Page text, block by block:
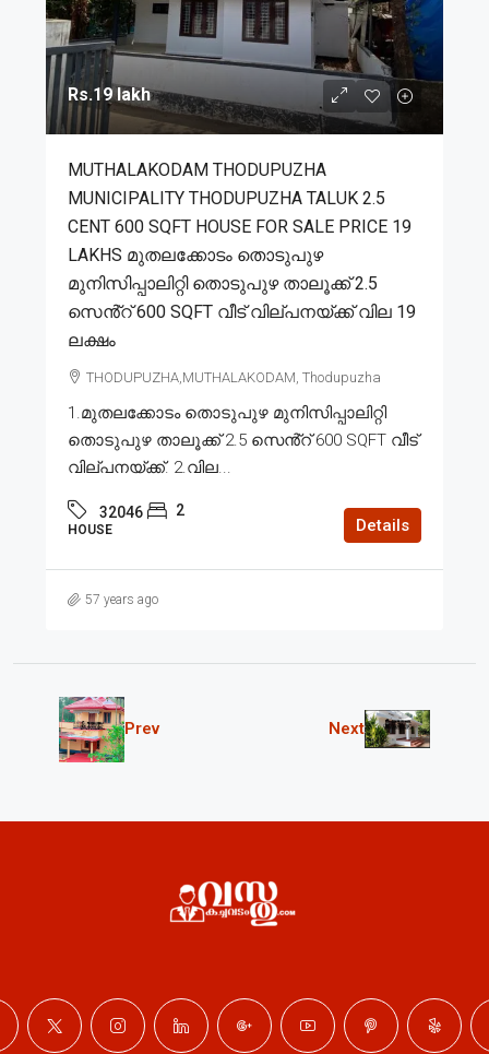
Rs.19 lakh
MUTHALAKODAM THODUPUZHA
MUNICIPALITY THODUPUZHA TALUK 2.5
CENT 600 SQFT HOUSE FOR SALE PRICE 19
LAKHS മുതലക്കോടം തൊടുപുഴ
മുനിസിപ്പാലിറ്റി തൊടുപുഴ താലൂക്ക് 2.5
സെൻ്റ് 600 SQFT വീട് വില്പനയ്ക്ക് വില 19
ലക്ഷം
THODUPUZHA,MUTHALAKODAM, Thodupuzha
1.മുതലക്കോടം തൊടുപുഴ മുനിസിപ്പാലിറ്റി
തൊടുപുഴ താലൂക്ക് 2.5 സെൻ്റ് 600 SQFT വീട്
വില്പനയ്ക്ക്. 2.വില...
32046 2
HOUSE Details
57 years ago
Prev Next